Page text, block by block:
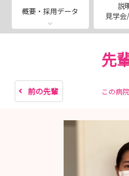
9/19 整形外科、地域包括医
ずれか希望制
🌻夏休みを利用して、平日
ら参加できます🌻
病院の雰囲気をリアルに体
病棟の看護師のシャドーイ
新人教育の内容や実際の生
概要・採用データ
説
見学
先
前の先輩 この病